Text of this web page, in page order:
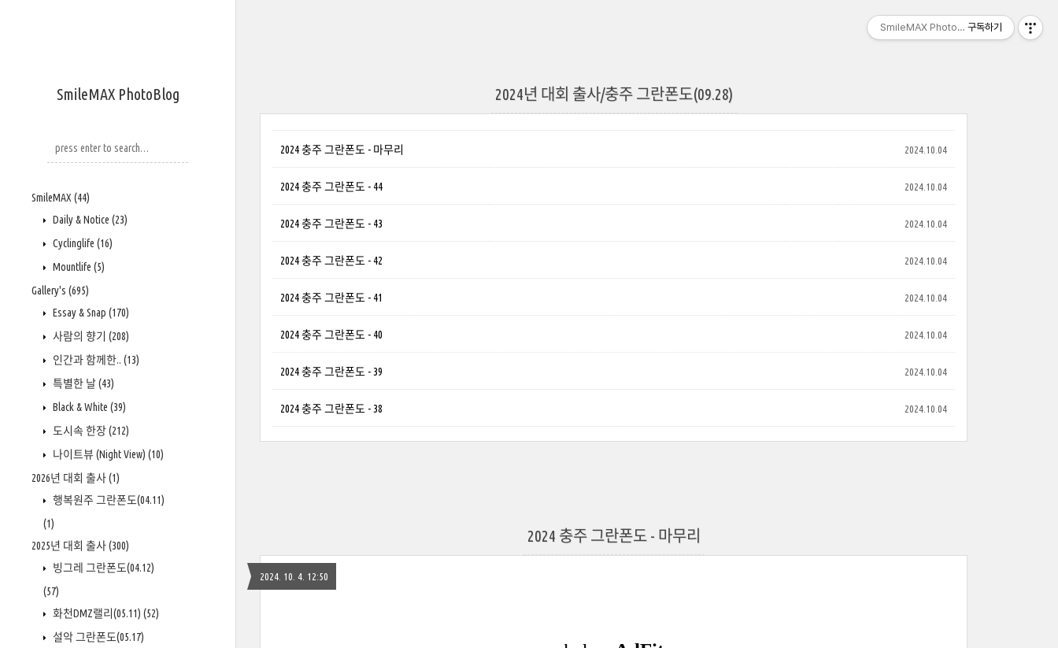
SmileMAX PhotoBlog
SmileMAX (44)
Daily & Notice (23)
Cyclinglife (16)
Mountlife (5)
Gallery's (695)
Essay & Snap (170)
사람의 향기 (208)
인간과 함께한.. (13)
특별한 날(43)
Black & White (39)
도시속 한장(212)
나이트뷰 (Night View) (10)
2026년 대회 출사(1)
행복원주 그란폰도(04.11)
(1)
2025년 대회 출사(300)
빙그레 그란폰도(04.12)
(57)
화천DMZ랠리(05.11) (52)
설악 그란폰도(05.17)
2024년 대회 출사/충주 그란폰도(09.28)
2024 충주 그란폰도 - 마무리 2024.10.04
2024 충주 그란폰도 - 44 2024.10.04
2024 충주 그란폰도 - 43 2024.10.04
2024 충주 그란폰도 - 42 2024.10.04
2024 충주 그란폰도 - 41 2024.10.04
2024 충주 그란폰도 - 40 2024.10.04
2024 충주 그란폰도 - 39 2024.10.04
2024 충주 그란폰도 - 38 2024.10.04
2024 충주 그란폰도 - 마무리
2024. 10. 4. 12:50
SmileMAX PhotoBlog구독하기